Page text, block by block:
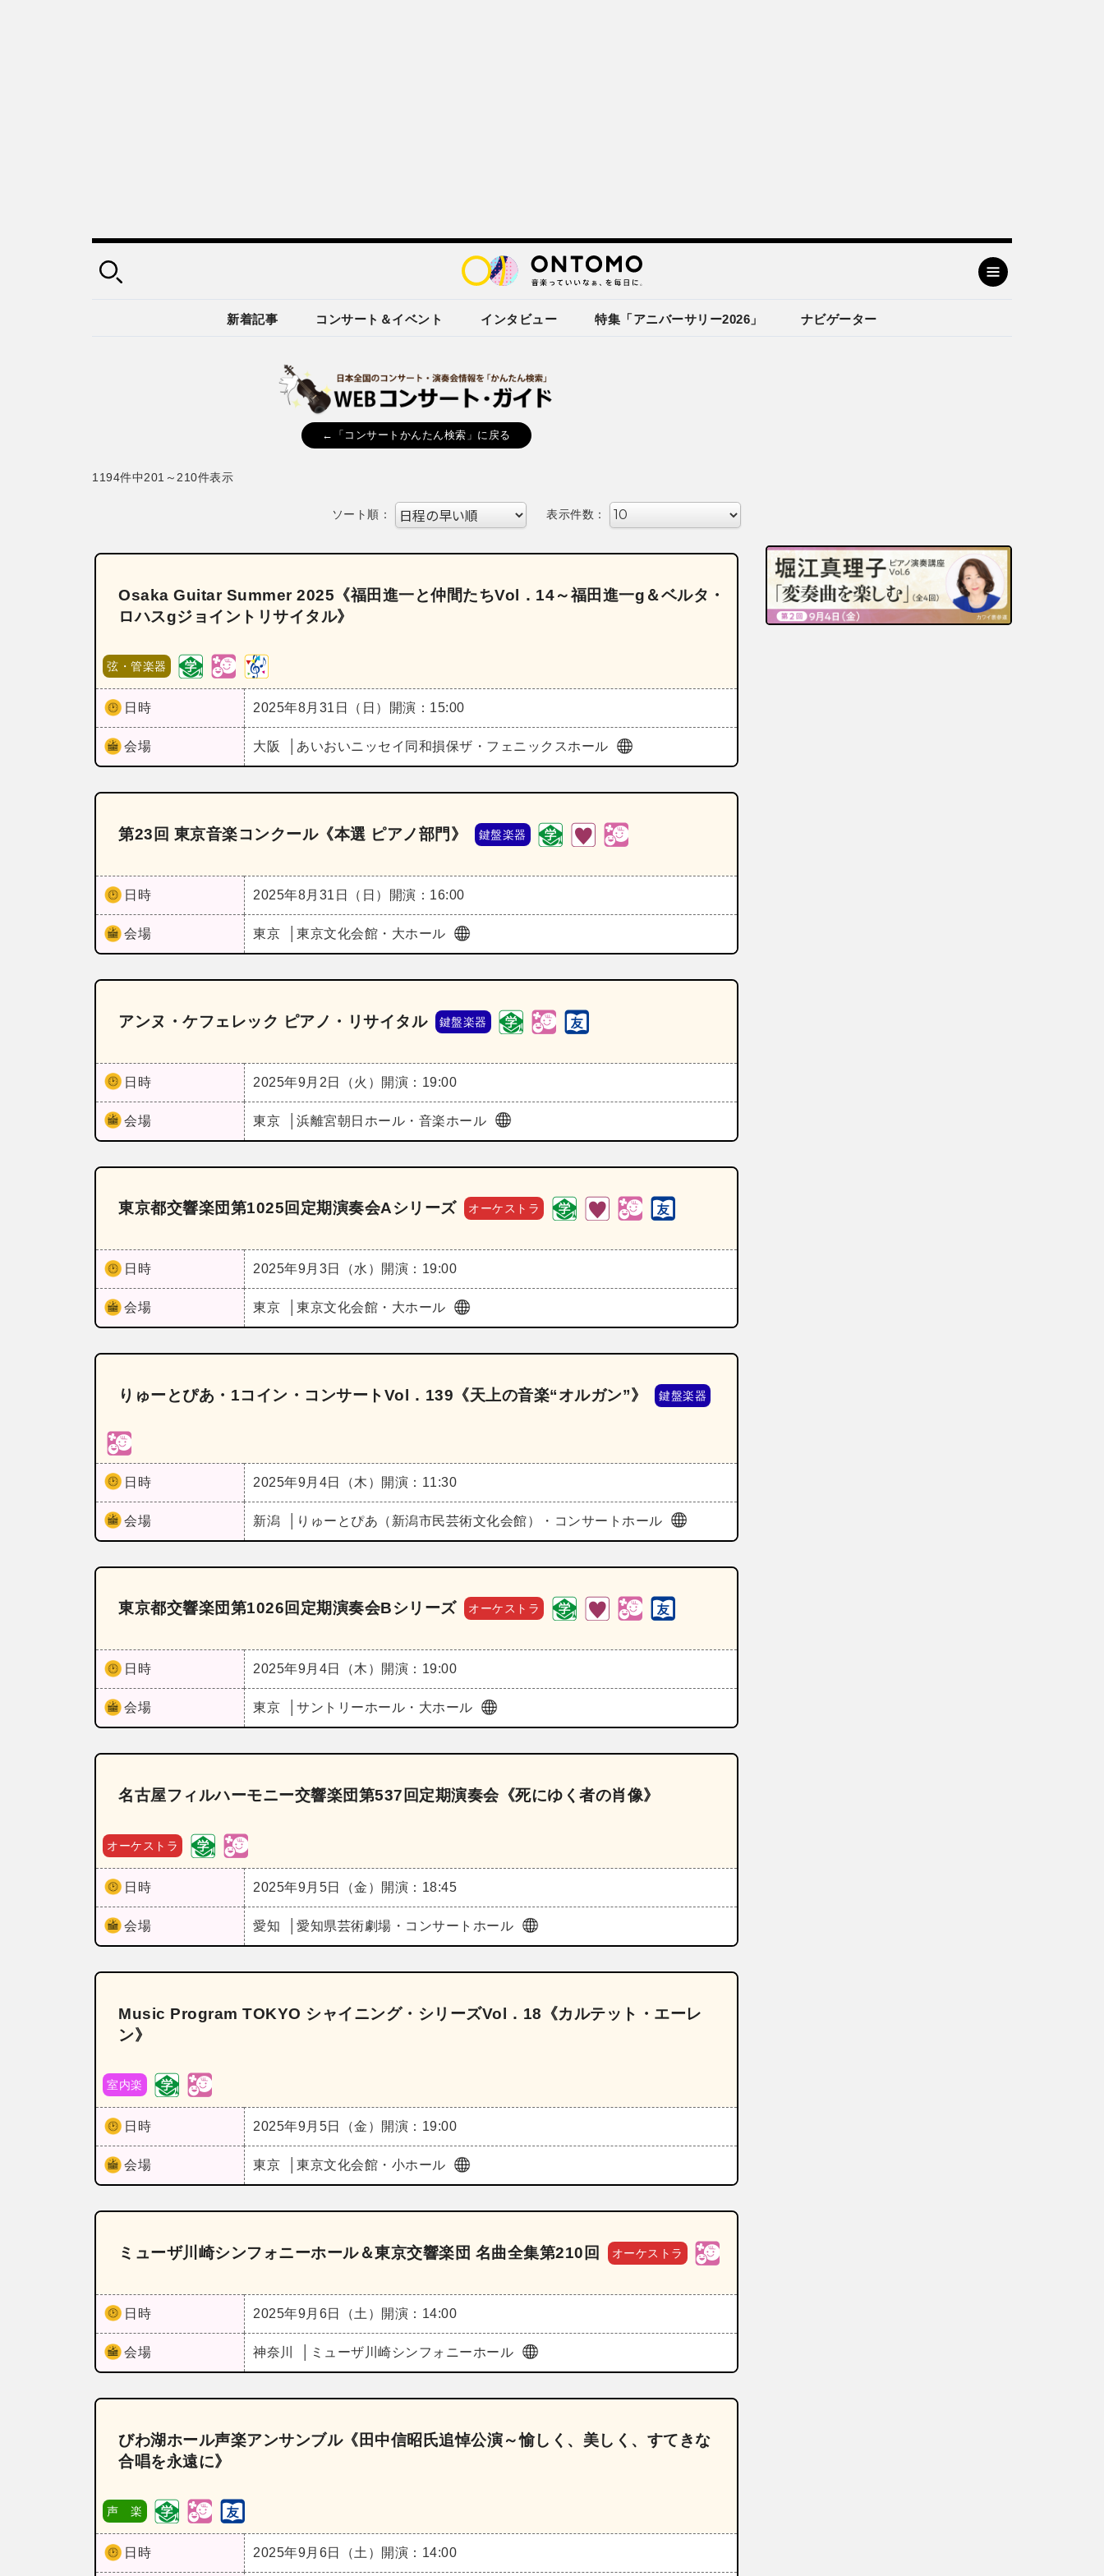
新着記事 コンサート＆イベント インタビュー 特集「アニバーサリー2026」 ナビゲーター
←「コンサートかんたん検索」に戻る
1194件中201～210件表示
ソート順： 表示件数：
Osaka Guitar Summer 2025《福田進一と仲間たちVol．14～福田進一g＆ベルタ・
ロハスgジョイントリサイタル》
弦・管楽器
日時 2025年8月31日（日） 開演：15:00
会場 大阪 あいおいニッセイ同和損保ザ・フェニックスホール
第23回 東京音楽コンクール《本選 ピアノ部門》 鍵盤楽器
日時 2025年8月31日（日） 開演：16:00
会場 東京 東京文化会館・大ホール
アンヌ・ケフェレック ピアノ・リサイタル 鍵盤楽器
日時 2025年9月2日（火） 開演：19:00
会場 東京 浜離宮朝日ホール・音楽ホール
東京都交響楽団第1025回定期演奏会Aシリーズ オーケストラ
日時 2025年9月3日（水） 開演：19:00
会場 東京 東京文化会館・大ホール
りゅーとぴあ・1コイン・コンサートVol．139《天上の音楽“オルガン”》 鍵盤楽器
日時 2025年9月4日（木） 開演：11:30
会場 新潟 りゅーとぴあ（新潟市民芸術文化会館）・コンサートホール
東京都交響楽団第1026回定期演奏会Bシリーズ オーケストラ
日時 2025年9月4日（木） 開演：19:00
会場 東京 サントリーホール・大ホール
名古屋フィルハーモニー交響楽団第537回定期演奏会《死にゆく者の肖像》
オーケストラ
日時 2025年9月5日（金） 開演：18:45
会場 愛知 愛知県芸術劇場・コンサートホール
Music Program TOKYO シャイニング・シリーズVol．18《カルテット・エーレ
ン》
室内楽
日時 2025年9月5日（金） 開演：19:00
会場 東京 東京文化会館・小ホール
ミューザ川崎シンフォニーホール＆東京交響楽団 名曲全集第210回 オーケストラ
日時 2025年9月6日（土） 開演：14:00
会場 神奈川 ミューザ川崎シンフォニーホール
びわ湖ホール声楽アンサンブル《田中信昭氏追悼公演～愉しく、美しく、すてきな
合唱を永遠に》
声 楽
日時 2025年9月6日（土） 開演：14:00